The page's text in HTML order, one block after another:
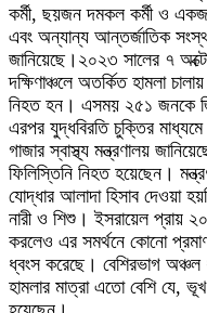
কর্মী, ছয়জন দমকল কর্মী ও
এবং অন্যান্য আন্তর্জাতিক
জানিয়েছে।২০২৩ সালের ৭
দক্ষিণাঞ্চলে অতর্কিত হামলা
নিহত হন। এসময় ২৫১ জনকে
এরপর যুদ্ধবিরতি চুক্তির
গাজার স্বাস্থ্য মন্ত্রণালয়
ফিলিস্তিনি নিহত হয়েছেন।
যোদ্ধার আলাদা হিসাব দেওয়া
নারী ও শিশু। ইসরায়েল প্রায় ২০
করলেও এর সমর্থনে কোনো
ধ্বংস করেছে। বেশিরভাগ
হামলার মাত্রা এতো বেশি যে,